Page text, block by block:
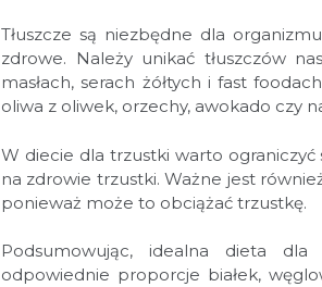
Tłuszcze są niezbędne dla
zdrowe. Należy unikać tłuszczów
masłach, serach żółtych i fast
oliwa z oliwek, orzechy, awokado czy
W diecie dla trzustki warto
na zdrowie trzustki. Ważne jest
ponieważ może to obciążać trzustkę.
Podsumowując, idealna dieta
odpowiednie proporcje białek,